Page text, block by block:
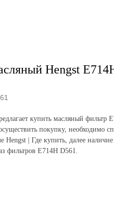
Hengst
купить масляный фильтр
покупку, необходимо
Hengst | Где купить, далее
фильтров E714H D561.